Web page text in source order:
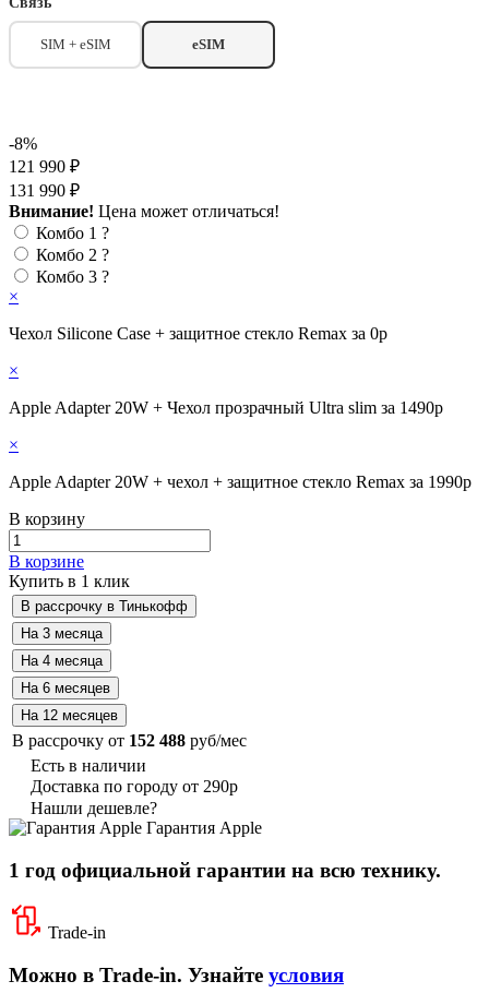
SIM + eSIM eSIM
-8%
121 990 ₽
131 990 ₽
Внимание! Цена может отличаться!
Комбо 1 ?
Комбо 2 ?
Комбо 3 ?
×
Чехол Silicone Case + защитное стекло Remax за 0р
×
Apple Adapter 20W + Чехол прозрачный Ultra slim за 1490р
×
Apple Adapter 20W + чехол + защитное стекло Remax за 1990р
В корзину
В корзине
Купить в 1 клик
В рассрочку от 152 488 руб/мес
Есть в наличии
Доставка по городу от 290р
Нашли дешевле?
Гарантия Apple
1 год официальной гарантии на всю технику.
Trade-in
Можно в Trade-in. Узнайте условия